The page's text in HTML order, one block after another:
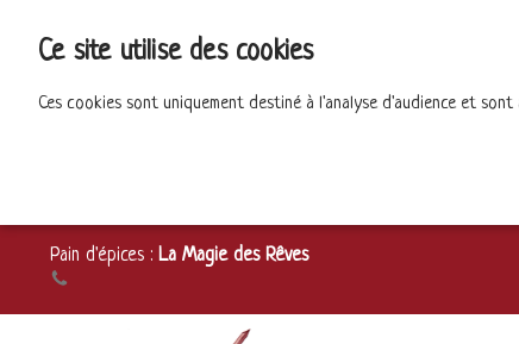
Pain d'épices : La Magie des Rêves
Ce site utilise des cookies
Ces cookies sont uniquement destiné à l'analyse d'audience et